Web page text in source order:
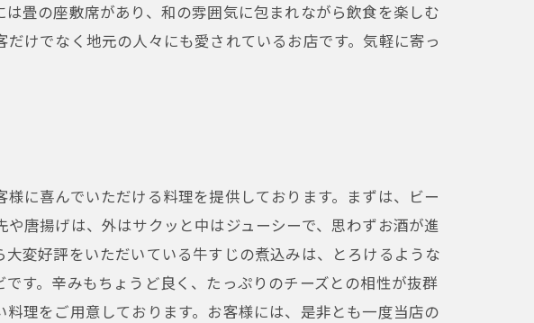
畳の座敷席があり、和の雰囲気に包まれながら飲食を楽しむ
けでなく地元の人々にも愛されているお店です。気軽に寄っ
に喜んでいただける料理を提供しております。まずは、ビー
唐揚げは、外はサクッと中はジューシーで、思わずお酒が進
変好評をいただいている牛すじの煮込みは、とろけるような
す。辛みもちょうど良く、たっぷりのチーズとの相性が抜群
理をご用意しております。お客様には、是非とも一度当店の